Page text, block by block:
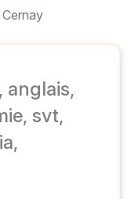
Cernay
anglais,
svt,